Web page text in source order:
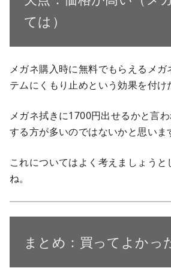
ては）
メガネ購入時に無料でもらえるメガ
テムにくもり止めという効果を付け
メガネ拭きに1700円出せるかと言
する方が多いのではないかと思いま
これについてはよく考えましょうと
ね。
まとめ：買ってよかっ